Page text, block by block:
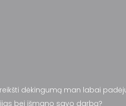
dėkingumą man labai
bei išmano savo darbą?